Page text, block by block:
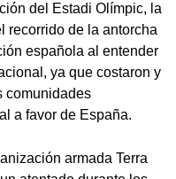
del Estadi Olímpic, la
recorrido de la antorcha
española al entender
ya que costaron y
comunidades
a favor de España.
armada Terra